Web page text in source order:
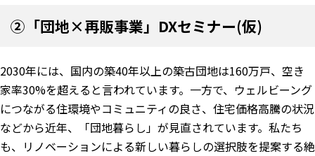
②「団地×再販事業」DXセミナー(仮)
2030年には、国内の築40年以上の築古団地は160万戸、空き
家率30%を超えると言われています。一方で、ウェルビーング
につながる住環境やコミュニティの良さ、住宅価格高騰の状況
などから近年、「団地暮らし」が見直されています。私たち
も、リノベーションによる新しい暮らしの選択肢を提案する絶